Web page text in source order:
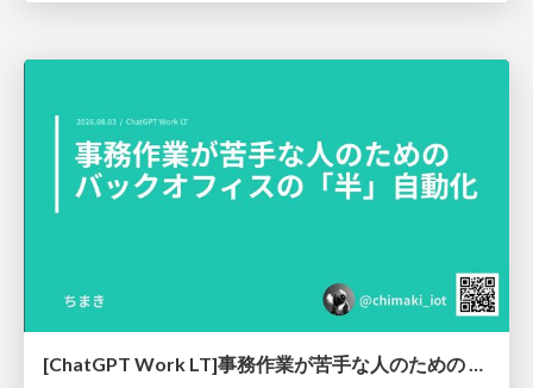
[ChatGPT Work LT]事務作業が苦手な人のための バックオフィスの「半」自動化